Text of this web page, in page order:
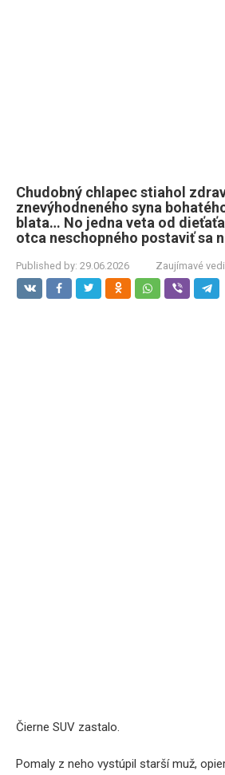
Chudobný chlapec stiahol
znevýhodneného syna
blata… No jedna veta od
otca neschopného postaviť sa
Published by: 29.06.2026 Zaujímavé
Čierne SUV zastalo.
Pomaly z neho vystúpil starší muž,